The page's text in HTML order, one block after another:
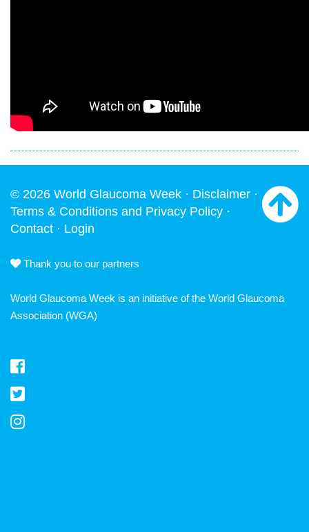
© 2026 World Glaucoma Week · Disclaimer ·
Terms & Conditions and Privacy Policy ·
Contact · Login
Thank you to our partners
World Glaucoma Week is an initiative of the World Glaucoma
Association (WGA)